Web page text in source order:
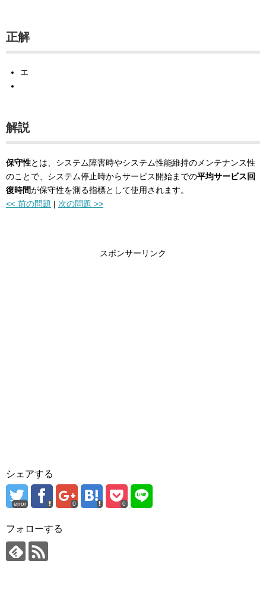
正解
エ
解説
保守性とは、システム障害時やシステム性能維持のメンテナンス性
のことで、システム停止時からサービス開始までの平均サービス回
復時間が保守性を測る指標として使用されます。
<< 前の問題 | 次の問題 >>
スポンサーリンク
シェアする
error 0 0
フォローする